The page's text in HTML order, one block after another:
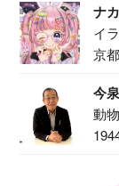
ナ
イ
京
今
動